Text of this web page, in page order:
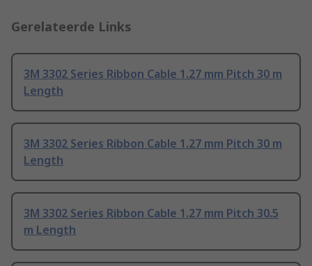
Gerelateerde Links
3M 3302 Series Ribbon Cable 1.27 mm Pitch 30 m
Length
3M 3302 Series Ribbon Cable 1.27 mm Pitch 30 m
Length
3M 3302 Series Ribbon Cable 1.27 mm Pitch 30.5
m Length